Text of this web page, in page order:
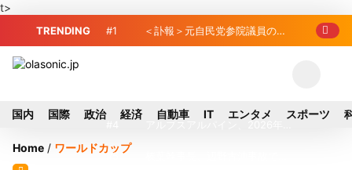
t>
TRENDING #1 ＜訃報＞元自民党参院議員の藤
由に
月1日付人事異動を発表
#5
国内 国際 政治 経済 自動車 IT エンタメ スポーツ
Home / ワールドカップ